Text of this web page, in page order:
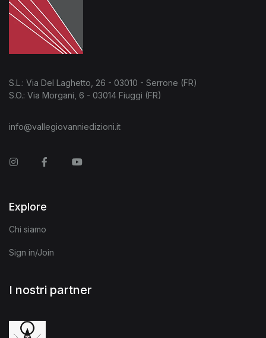
S.L.: Via Del Laghetto, 26 - 03010 - Serrone (FR)
S.O.: Via Morgani, 6 - 03014 Fiuggi (FR)
info@vallegiovanniedizioni.it
InstagramFacebookYou Tube
Explore
Chi siamo
Sign in/Join
I nostri partner